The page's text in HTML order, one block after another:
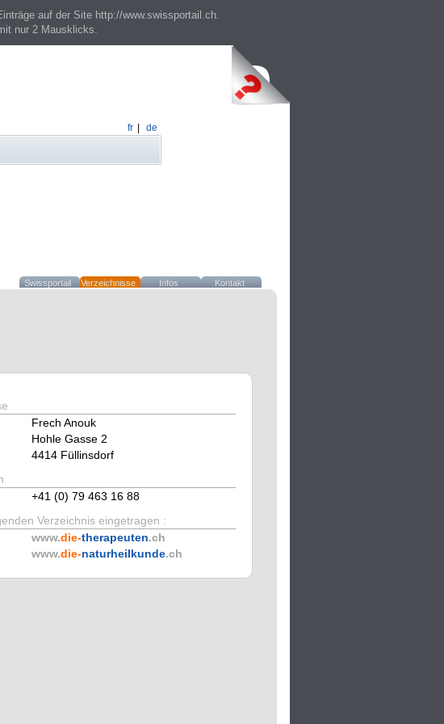
auf der Site http://www.swissportail.ch.
nur 2 Mausklicks.
fr de
Swissportail Verzeichnisse Infos Kontakt
Frech Anouk
Hohle Gasse 2
4414 Füllinsdorf
+41 (0) 79 463 16 88
Verzeichnis eingetragen :
www.die-therapeuten.ch
www.die-naturheilkunde.ch